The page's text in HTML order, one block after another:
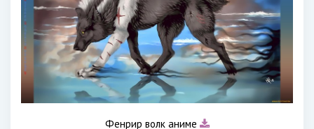
Фенрир волк аниме